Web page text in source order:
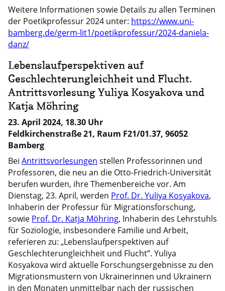
Weitere Informationen sowie Details zu allen Terminen
der Poetikprofessur 2024 unter: https://www.uni-
bamberg.de/germ-lit1/poetikprofessur/2024-daniela-
danz/
Lebenslaufperspektiven auf
Geschlechterungleichheit und Flucht.
Antrittsvorlesung Yuliya Kosyakova und
Katja Möhring
23. April 2024, 18.30 Uhr
Feldkirchenstraße 21, Raum F21/01.37, 96052
Bamberg
Bei Antrittsvorlesungen stellen Professorinnen und
Professoren, die neu an die Otto-Friedrich-Universität
berufen wurden, ihre Themenbereiche vor. Am
Dienstag, 23. April, werden Prof. Dr. Yuliya Kosyakova,
Inhaberin der Professur für Migrationsforschung,
sowie Prof. Dr. Katja Möhring, Inhaberin des Lehrstuhls
für Soziologie, insbesondere Familie und Arbeit,
referieren zu: „Lebenslaufperspektiven auf
Geschlechterungleichheit und Flucht”. Yuliya
Kosyakova wird aktuelle Forschungsergebnisse zu den
Migrationsmustern von Ukrainerinnen und Ukrainern
in den Monaten unmittelbar nach der russischen